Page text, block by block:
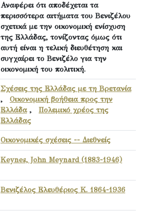
Αναφέρει ότι αποδέχεται τα
περισσότερα αιτήματα του Βενιζέλου
σχετικά με την οικονομική ενίσχυση
της Ελλάδας, τονίζοντας όμως ότι
αυτή είναι η τελική διευθέτηση και
συγχαίρει το Βενιζέλο για την
οικονομική του πολιτική.
Σχέσεις της Ελλάδας με τη Βρετανία
, Οικονομική βοήθεια προς την
Ελλάδα, Πολεμικό χρέος της
Ελλάδας
Οικονομικές σχέσεις -- Διεθνείς
Keynes, John Meynard (1883-1946)
Βενιζέλος Ελευθέριος Κ. 1864-1936